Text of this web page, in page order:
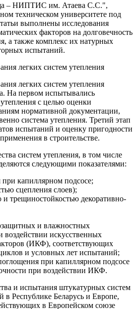
– НИПТИС им. Атаева С.С.",
техническом университете под
выполнены исследования
факторов на долговечность
а также комплекс их натурных
испытаний.
легких систем утепления
легких систем утепления
На первом испытывались
с целью оценки
нормативной документации,
система утепления. Третий этап
испытаний и оценку пригодности
в строительстве.
систем утепления, в том числе
следующими показателями:
капиллярном подсосе;
сцепления слоев);
и трещиностойкостью декоративно-
и влажностных
воздействии искусственных
(ИКФ), соответствующих
и условных лет испытаний;
при капиллярном подсосе
при воздействии ИКФ.
и испытания штукатурных систем
в Республике Беларусь и Европе,
в Европейском союзе